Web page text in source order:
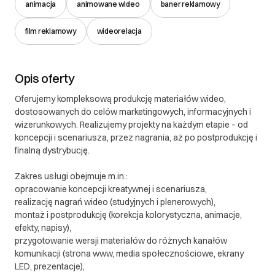
1. Gwarancja Studio multimedialne udziela gwarancji
na wykonane usługi oraz dostarczone materiały
multimedialne w zakresie ich zgodności z ustalonym
wyłącznie wady techniczne powstałe z winy Studia,
w szczególności: błędy montażowe lub animacyjne,
wady plików uniemożliwiające ich odtworzenie,
nieprawidłowe parametry techniczne materiałów.
Gwarancja nie obejmuje: zmian koncepcji po
akceptacji projektu, subiektywnych ocen
estetycznych, błędów wynikających z materiałów
dostarczonych przez Klienta, problemów
technicznych wynikających z infrastruktury Klienta lub
platform zewnętrznych, zmian lub ingerencji w
materiały dokonanych przez osoby trzecie. 2. Okres
gwarancji Okres gwarancji wynosi 7 dni od dnia
przekazania gotowych materiałów lub zakończenia
animacja animowane wideo baner reklamowy
film reklamowy wideorelacja
Opis oferty
Oferujemy kompleksową produkcję materiałów wideo,
dostosowanych do celów marketingowych, informacyjnych i
wizerunkowych. Realizujemy projekty na każdym etapie – od
koncepcji i scenariusza, przez nagrania, aż po postprodukcję i
finalną dystrybucję.
Zakres usługi obejmuje m.in.:
opracowanie koncepcji kreatywnej i scenariusza,
realizację nagrań wideo (studyjnych i plenerowych),
montaż i postprodukcję (korekcja kolorystyczna, animacje,
efekty, napisy),
przygotowanie wersji materiałów do różnych kanałów
komunikacji (strona www, media społecznościowe, ekrany
LED, prezentacje),